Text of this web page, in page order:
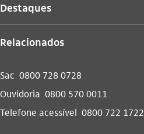
Destaques
Relacionados
Sac 0800 728 0728
Ouvidoria 0800 570 0011
Telefone acessível 0800 722 1722